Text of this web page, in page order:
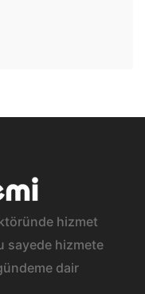
hizmet
sayede hizmete
dair